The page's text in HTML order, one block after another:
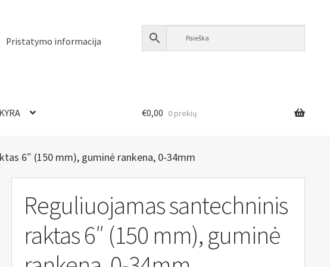
Pristatymo informacija
€0,00 0 prekių
6″ (150 mm), guminė rankena, 0-34mm
Reguliuojamas santechninis
raktas 6″ (150 mm), guminė